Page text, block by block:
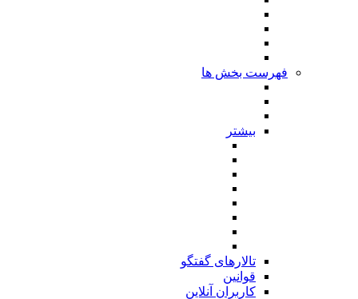
فهرست بخش ها
بیشتر
تالارهای گفتگو
قوانین
کاربران آنلاین